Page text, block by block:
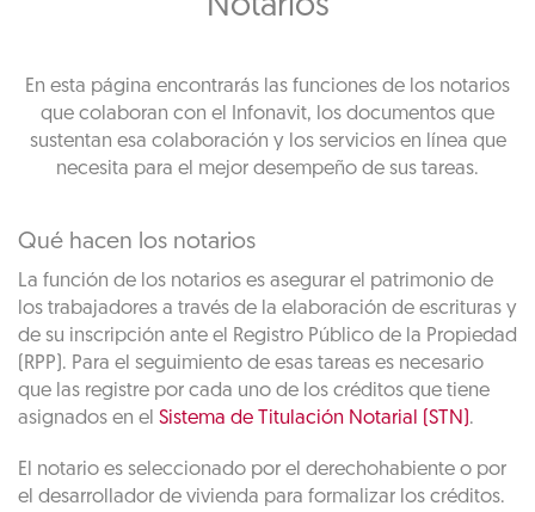
Notarios
En esta página encontrarás las funciones de los notarios
que colaboran con el Infonavit, los documentos que
sustentan esa colaboración y los servicios en línea que
necesita para el mejor desempeño de sus tareas.
Qué hacen los notarios
La función de los notarios es asegurar el patrimonio de
los trabajadores a través de la elaboración de escrituras y
de su inscripción ante el Registro Público de la Propiedad
(RPP). Para el seguimiento de esas tareas es necesario
que las registre por cada uno de los créditos que tiene
asignados en el Sistema de Titulación Notarial (STN) .
El notario es seleccionado por el derechohabiente o por
el desarrollador de vivienda para formalizar los créditos.